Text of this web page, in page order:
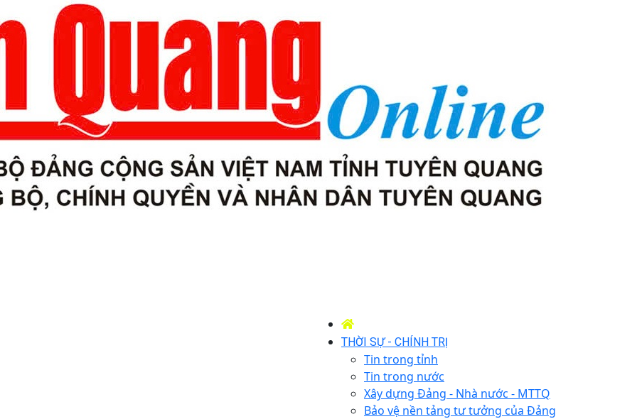
THỜI SỰ - CHÍNH TRỊ
Tin trong tỉnh
Tin trong nước
Xây dựng Đảng - Nhà nước - MTTQ
Bảo vệ nền tảng tư tưởng của Đảng